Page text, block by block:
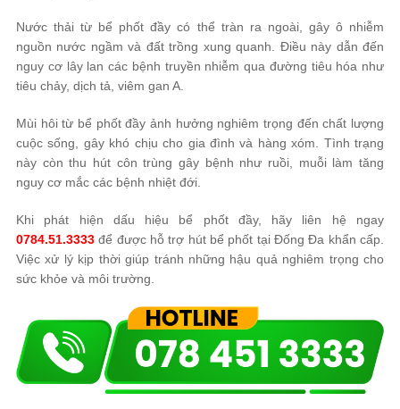
Nước thải từ bể phốt đầy có thể tràn ra ngoài, gây ô nhiễm
nguồn nước ngầm và đất trồng xung quanh. Điều này dẫn đến
nguy cơ lây lan các bệnh truyền nhiễm qua đường tiêu hóa như
tiêu chảy, dịch tả, viêm gan A.
Mùi hôi từ bể phốt đầy ảnh hưởng nghiêm trọng đến chất lượng
cuộc sống, gây khó chịu cho gia đình và hàng xóm. Tình trạng
này còn thu hút côn trùng gây bệnh như ruồi, muỗi làm tăng
nguy cơ mắc các bệnh nhiệt đới.
Khi phát hiện dấu hiệu bể phốt đầy, hãy liên hệ ngay
0784.51.3333 để được hỗ trợ hút bể phốt tại Đống Đa khẩn cấp.
Việc xử lý kịp thời giúp tránh những hậu quả nghiêm trọng cho
sức khỏe và môi trường.